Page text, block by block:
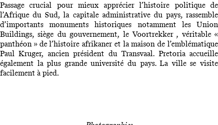
Passage crucial pour mieux apprécier l’histoire politique de
l’Afrique du Sud, la capitale administrative du pays, rassemble
d’importants monuments historiques notamment les Union
Buildings, siège du gouvernement, le Voortrekker , véritable «
panthéon » de l’histoire afrikaner et la maison de l’emblématique
Paul Kruger, ancien président du Transvaal. Pretoria accueille
également la plus grande université du pays. La ville se visite
facilement à pied.